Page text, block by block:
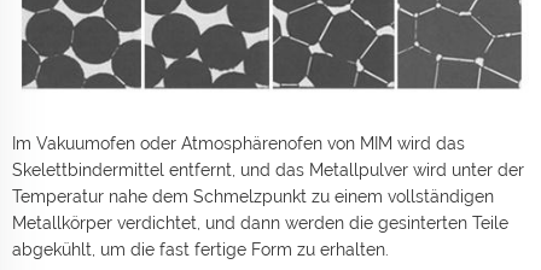
Im Vakuumofen oder Atmosphärenofen von MIM wird das
Skelettbindermittel entfernt, und das Metallpulver wird unter der
Temperatur nahe dem Schmelzpunkt zu einem vollständigen
Metallkörper verdichtet, und dann werden die gesinterten Teile
abgekühlt, um die fast fertige Form zu erhalten.